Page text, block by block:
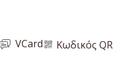
Κωδικός QR
VCard